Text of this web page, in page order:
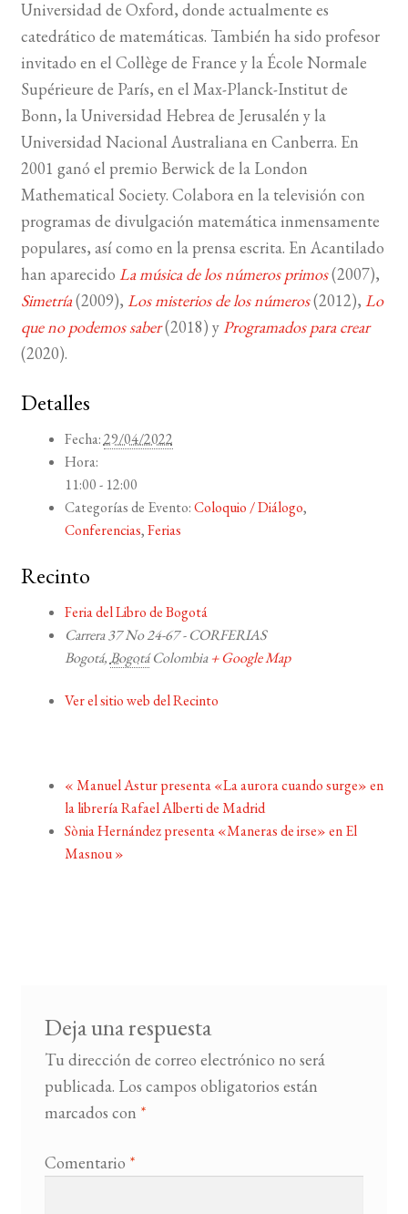
Universidad de Oxford, donde actualmente es
catedrático de matemáticas. También ha sido profesor
invitado en el Collège de France y la École Normale
Supérieure de París, en el Max-Planck-Institut de
Bonn, la Universidad Hebrea de Jerusalén y la
Universidad Nacional Australiana en Canberra. En
2001 ganó el premio Berwick de la London
Mathematical Society. Colabora en la televisión con
programas de divulgación matemática inmensamente
populares, así como en la prensa escrita. En Acantilado
han aparecido La música de los números primos(2007),
Simetría(2009), Los misterios de los números(2012), Lo
que no podemos saber(2018) yProgramados para crear
(2020).
Detalles
Fecha:29/04/2022
Hora:
11:00 - 12:00
Categorías de Evento:Coloquio / Diálogo,
Conferencias,Ferias
Recinto
Feria del Libro de Bogotá
Carrera 37 No 24-67 - CORFERIAS
Bogotá,Bogotá Colombia + Google Map
Ver el sitio web del Recinto
«Manuel Astur presenta «La aurora cuando surge» en
la librería Rafael Alberti de Madrid
Sònia Hernández presenta «Maneras de irse» en El
Masnou»
Deja una respuesta
Tu dirección de correo electrónico no será
publicada. Los campos obligatorios están
marcados con *
Comentario *